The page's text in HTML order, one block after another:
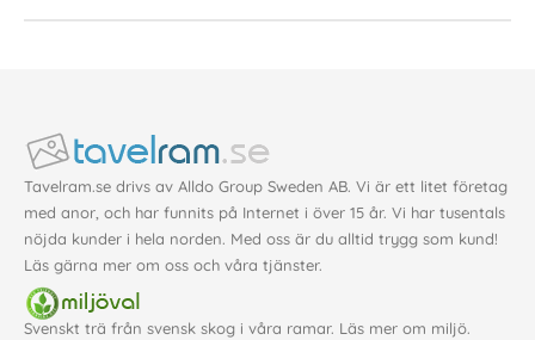
Tavelram.se drivs av Alldo Group Sweden AB. Vi är ett litet företag
med anor, och har funnits på Internet i över 15 år. Vi har tusentals
nöjda kunder i hela norden. Med oss är du alltid trygg som kund!
Läs gärna mer om oss och våra tjänster.
Svenskt trä från svensk skog i våra ramar. Läs mer om miljö.